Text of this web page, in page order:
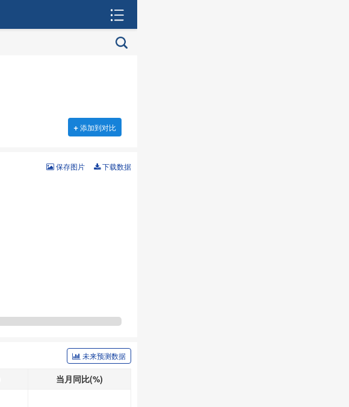
+添加到对比
下载数据
保存图片
未来预测数据
当月同比(%)